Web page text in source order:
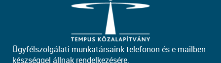
Ügyfélszolgálati munkatársaink telefonon és e-mailben
készséggel állnak rendelkezésére.